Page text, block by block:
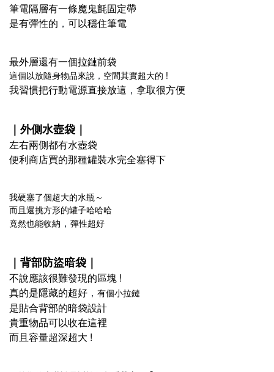
筆電隔層有一條魔鬼氈固定帶
是有彈性的 ， 可以穩住筆電
最外層還有一個拉鏈前袋
這個以放隨身物品來說​ ， 空間其實超大的 !
我習慣把行動電源直接放這 ， 拿取很方便
｜外側水壺袋​ ｜
左右兩側都有水壺袋​
便利商店買的那種罐裝水完全塞得下​
我硬塞了個超大的水瓶～​
而且還挑方形的罐子哈哈哈​
竟然也能收納 ， 彈性超好​
｜背部防盜暗袋​ ｜
不說應該很難發現的區塊 !
真的是隱藏的超好 ， 有個小拉鏈​
是貼合背部的暗袋設計​
貴重物品可以收在這裡​
而且容量超深超大 !